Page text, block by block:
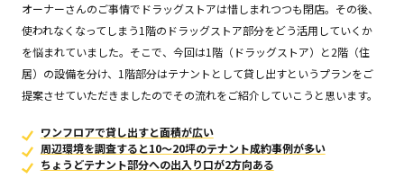
オーナーさんのご事情でドラッグストアは惜しまれつつも閉店。その後、
使われなくなってしまう1階のドラッグストア部分をどう活用していくか
を悩まれていました。そこで、今回は1階（ドラッグストア）と2階（住
居）の設備を分け、1階部分はテナントとして貸し出すというプランをご
提案させていただきましたのでその流れをご紹介していこうと思います。
ワンフロアで貸し出すと面積が広い
周辺環境を調査すると10〜20坪のテナント成約事例が多い
ちょうどテナント部分への出入り口が2方向ある